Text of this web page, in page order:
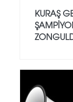
KURAŞ